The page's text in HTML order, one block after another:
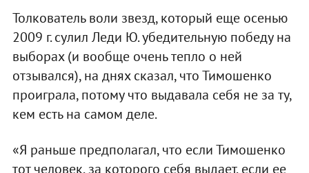
Толкователь воли звезд, который еще осенью
2009 г. сулил Леди Ю. убедительную победу на
выборах (и вообще очень тепло о ней
отзывался), на днях сказал, что Тимошенко
проиграла, потому что выдавала себя не за ту,
кем есть на самом деле.
«Я раньше предполагал, что если Тимошенко
тот человек, за которого себя выдает, если ее